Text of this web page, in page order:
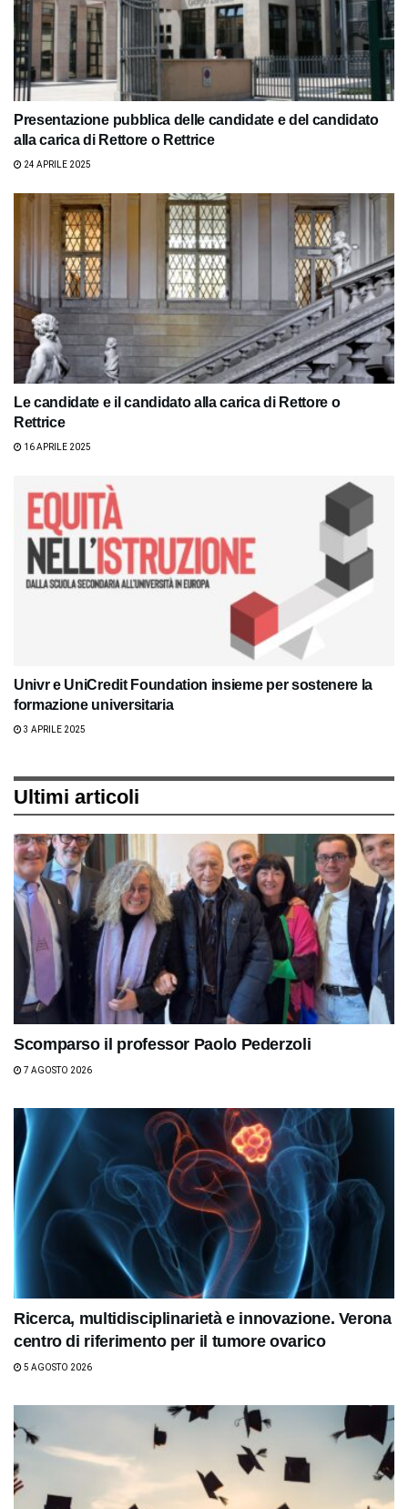
Presentazione pubblica delle candidate e del candidato
alla carica di Rettore o Rettrice
24 APRILE 2025
Le candidate e il candidato alla carica di Rettore o
Rettrice
16 APRILE 2025
Univr e UniCredit Foundation insieme per sostenere la
formazione universitaria
3 APRILE 2025
Ultimi articoli
Scomparso il professor Paolo Pederzoli
7 AGOSTO 2026
Ricerca, multidisciplinarietà e innovazione. Verona
centro di riferimento per il tumore ovarico
5 AGOSTO 2026